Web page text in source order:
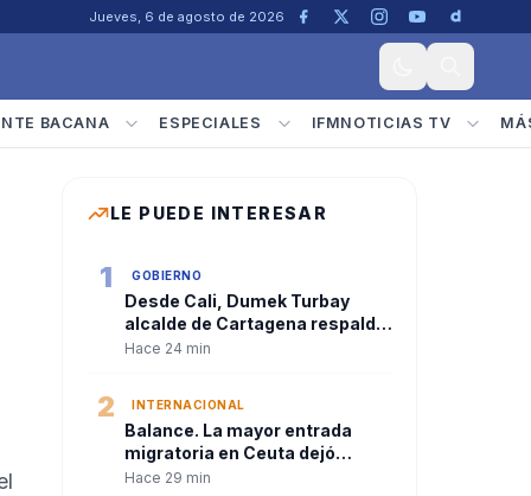
Jueves, 6 de agosto de 2026
BACANA ESPECIALES IFMNOTICIAS TV
LE PUEDE INTERESAR
1 GOBIERNO
Desde Cali, Dumek Turbay
alcalde de Cartagena respaldó
la descentralización durante la
Hace 24 min
2 INTERNACIONAL
Balance. La mayor entrada
migratoria en Ceuta dejó
decenas de muertos y desató
Hace 29 min